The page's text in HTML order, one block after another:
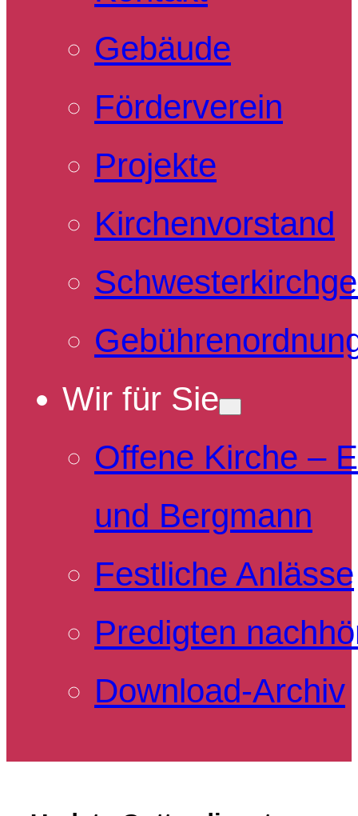
Gebäude
Förderverein
Projekte
Kirchenvorstand
Wir für Sie
Offene Kirche –
und Bergmann
Festliche Anlässe
Predigten
Download-Archiv